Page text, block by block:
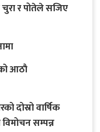
र पोतेले सजिए
आठाै
दोस्रो वार्षिक
सम्पन्न